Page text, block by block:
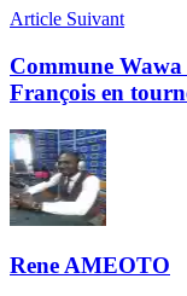
Article Suivant
Commune
François en
Rene AMEOTO